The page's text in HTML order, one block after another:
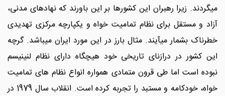
میگردند. زیرا رهبران این کشورها بر این باورند که نهادهای مدنی،
آزاد و مستقل برای نظام تمامیت خواه و یکپارچه مرکزی تهدیدی
خطرناک بشمار میآیند. مثال بارز در این مورد ایران میباشد. گرچه
این کشور در درازنای تاریخی خود هیچگاه دارای نظام لنینیسم
نبوده است اما طی قرون متمادی همواره انواع نظام های تمامیت
خواه، خودکامه و مستبد را تجربه کرده است. انقلاب سال 1979 در